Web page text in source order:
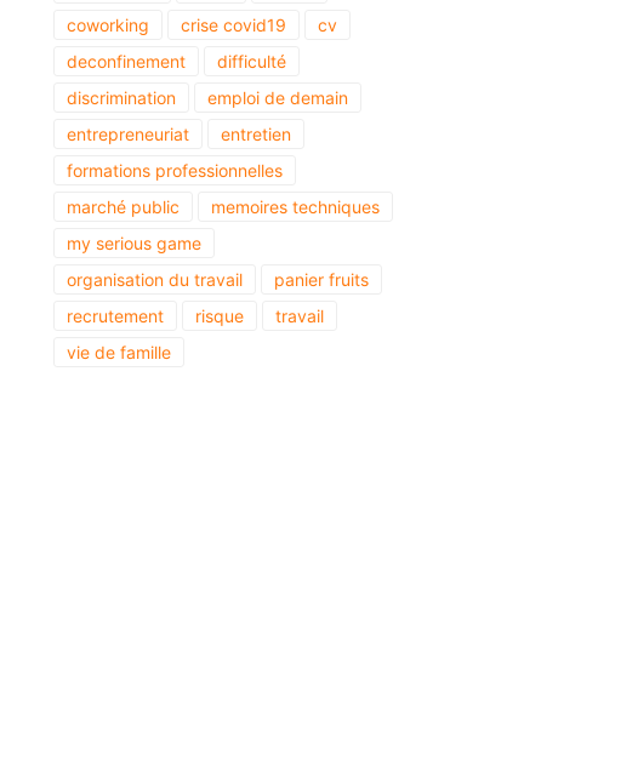
coworking
crise covid19
cv
deconfinement
difficulté
discrimination
emploi de demain
entrepreneuriat
entretien
formations professionnelles
marché public
memoires techniques
my serious game
organisation du travail
panier fruits
recrutement
risque
travail
vie de famille